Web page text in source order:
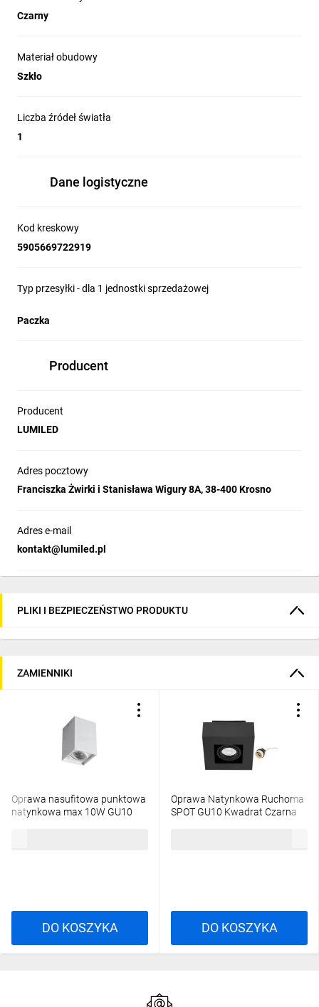
Czarny
Materiał obudowy
Szkło
Liczba źródeł światła
1
Dane logistyczne
Kod kreskowy
5905669722919
Typ przesyłki - dla 1 jednostki sprzedażowej
Paczka
Producent
Producent
LUMILED
Adres pocztowy
Franciszka Żwirki i Stanisława Wigury 8A, 38-400 Krosno
Adres e-mail
kontakt@lumiled.pl
PLIKI I BEZPIECZEŃSTWO PRODUKTU
ZAMIENNIKI
Oprawa nasufitowa punktowa
natynkowa max 10W GU10
DO KOSZYKA
Oprawa Natynkowa Ruchoma
SPOT GU10 Kwadrat Czarna
DO KOSZYKA